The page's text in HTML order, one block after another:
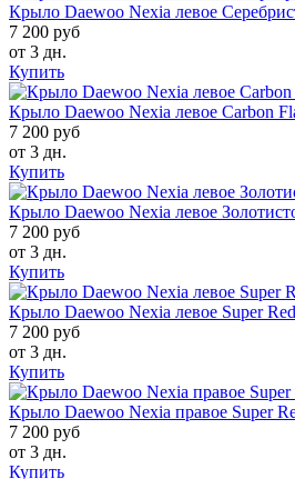
Крыло Daewoo Nexia левое
7 200 руб
от 3 дн.
Купить
Крыло Daewoo Nexia левое Carbon
7 200 руб
от 3 дн.
Купить
Крыло Daewoo Nexia левое
7 200 руб
от 3 дн.
Купить
Крыло Daewoo Nexia левое Super
7 200 руб
от 3 дн.
Купить
Крыло Daewoo Nexia правое Super
7 200 руб
от 3 дн.
Купить